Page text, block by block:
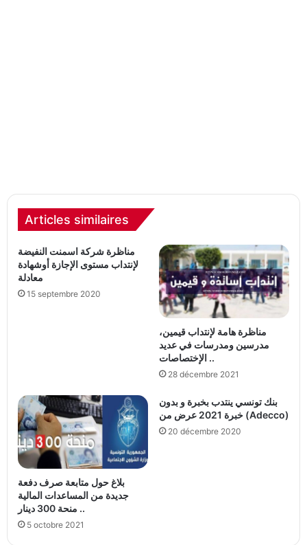
Articles similaires
مناظرة شركة اسمنت النفيضة
لإنتداب مستوى الإجازة أوشهادة
معادلة
15 septembre 2020
مناظرة هامة لإنتداب قيمين،
مدرسين ومدرسات في عديد
الإختصاصات ..
28 décembre 2021
بلاغ حول متابعة صرف دفعة
جديدة من المساعدات المالية
منحة 300 دينار ..
5 octobre 2021
بنك تونسي ينتدب بخبرة و بدون
خبرة 2021 عرض من (Adecco)
20 décembre 2020